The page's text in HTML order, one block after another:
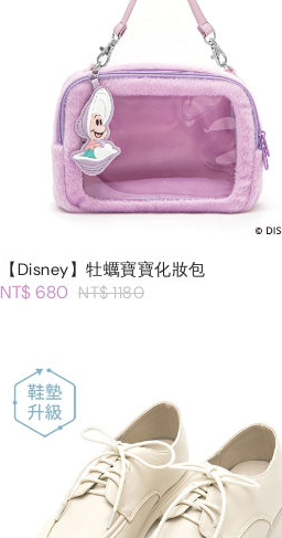
【Disney】牡蠣寶寶化妝包
NT$ 680 NT$ 1180